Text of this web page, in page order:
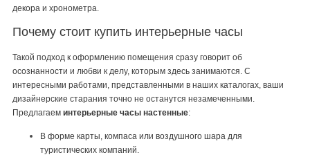
декора и хронометра.
Почему стоит купить интерьерные часы
Такой подход к оформлению помещения сразу говорит об
осознанности и любви к делу, которым здесь занимаются. С
интересными работами, представленными в наших каталогах, ваши
дизайнерские старания точно не останутся незамеченными.
Предлагаем интерьерные часы настенные:
В форме карты, компаса или воздушного шара для
туристических компаний.